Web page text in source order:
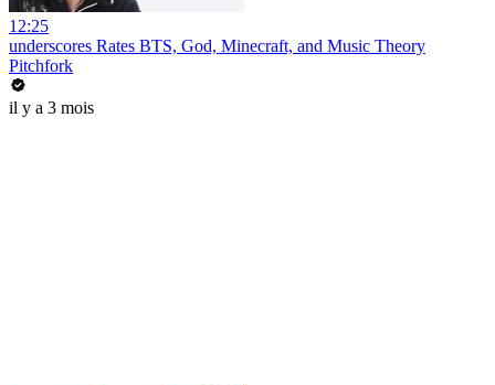
12:25
underscores Rates BTS, God, Minecraft, and Music Theory
Pitchfork
il y a 3 mois